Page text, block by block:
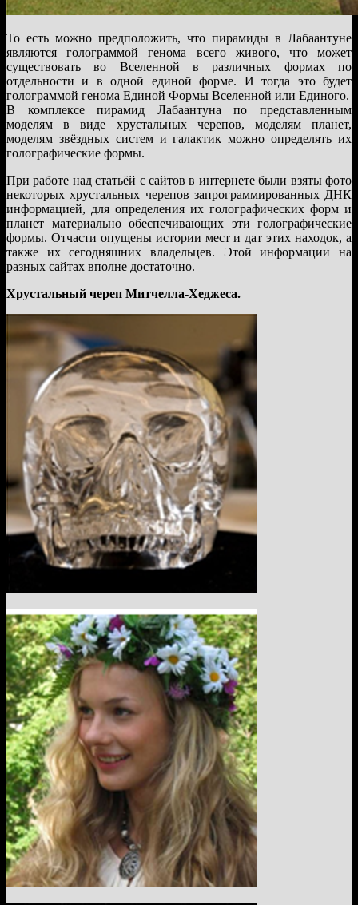
То есть можно предположить, что пирамиды в Лабаантуне
являются голограммой генома всего живого, что может
существовать во Вселенной в различных формах по
отдельности и в одной единой форме. И тогда это будет
голограммой генома Единой Формы Вселенной или Единого.
В комплексе пирамид Лабаантуна по представленным
моделям в виде хрустальных черепов, моделям планет,
моделям звёздных систем и галактик можно определять их
голографические формы.
При работе над статьёй с сайтов в интернете были взяты фото
некоторых хрустальных черепов запрограммированных ДНК
информацией, для определения их голографических форм и
планет материально обеспечивающих эти голографические
формы. Отчасти опущены истории мест и дат этих находок, а
также их сегодняшних владельцев. Этой информации на
разных сайтах вполне достаточно.
Хрустальный череп Митчелла-Хеджеса.